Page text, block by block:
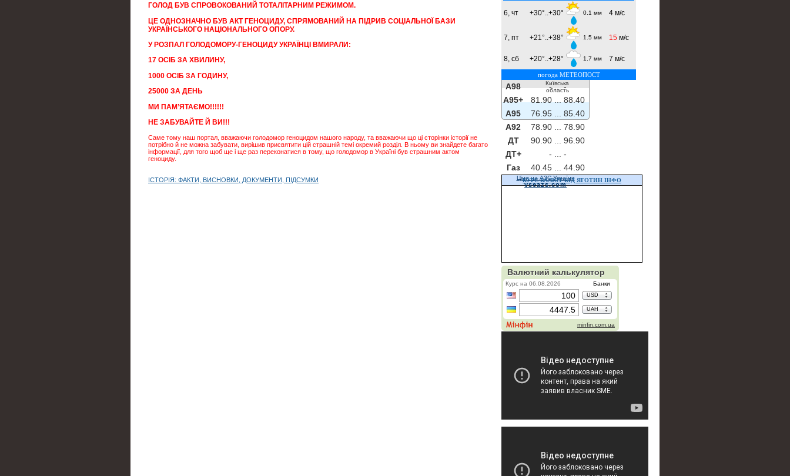
ГОЛОД БУВ СПРОВОКОВАНИЙ ТОТАЛІТАРНИМ РЕЖИМОМ.
ЦЕ ОДНОЗНАЧНО БУВ АКТ ГЕНОЦИДУ, СПРЯМОВАНИЙ НА ПІДРИВ СОЦІАЛЬНОЇ БАЗИ
УКРАЇНСЬКОГО НАЦІОНАЛЬНОГО ОПОРУ.
У РОЗПАЛ ГОЛОДОМОРУ-ГЕНОЦИДУ УКРАЇНЦІ ВМИРАЛИ:
17 ОСІБ ЗА ХВИЛИНУ,
1000 ОСІБ ЗА ГОДИНУ,
25000 ЗА ДЕНЬ
МИ ПАМ’ЯТАЄМО!!!!!!
НЕ ЗАБУВАЙТЕ Й ВИ!!!
Саме тому наш портал, вважаючи голодомор геноцидом нашого народу, та вважаючи що ці сторінки історії не
потрібно й не можна забувати, вирішив присвятити цій страшній темі окремий розділ. В ньому ви знайдете багато
інформації, для того щоб ще і ще раз переконатися в тому, що голодомор в Україні був страшним актом
геноциду.
ІСТОРІЯ: ФАКТИ, ВИСНОВКИ, ДОКУМЕНТИ, ПІДСУМКИ
6, чт +30°..+30° 0.1 мм 4 м/с
7, пт +21°..+38° 1.5 мм 15 м/с
8, сб +20°..+28° 1.7 мм 7 м/с
погода МЕТЕОПОСТ
Київська
область
A98 - ...-
A95+
81.90 ...
88.40
A95
76.95 ...
85.40
A92
78.90 ...
78.90
ДТ
90.90 ...
96.90
ДТ+
- ...
-
Газ
40.45 ... 44.90
Ціни на АЗС України
vseazs.com
КУРС ВАЛЮТ ВІД ЯГОТИН ІНФО